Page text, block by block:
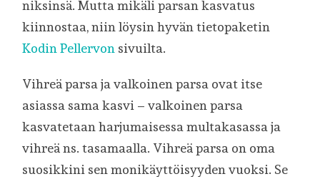
niksinsä. Mutta mikäli parsan kasvatus
kiinnostaa, niin löysin hyvän tietopaketin
Kodin Pellervon sivuilta.
Vihreä parsa ja valkoinen parsa ovat itse
asiassa sama kasvi – valkoinen parsa
kasvatetaan harjumaisessa multakasassa ja
vihreä ns. tasamaalla. Vihreä parsa on oma
suosikkini sen monikäyttöisyyden vuoksi. Se